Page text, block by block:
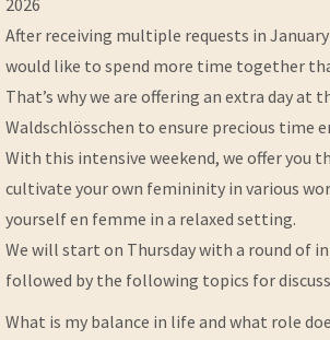
2026
After receiving multiple requests in
would like to spend more time together
That’s why we are offering an extra day at
Waldschlösschen to ensure precious time
With this intensive weekend, we offer you
cultivate your own femininity in various
yourself en femme in a relaxed setting.
We will start on Thursday with a round of
followed by the following topics for
What is my balance in life and what role